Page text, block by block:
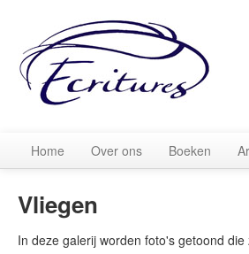
Home Over ons Boeken
Vliegen
In deze galerij worden foto's getoond